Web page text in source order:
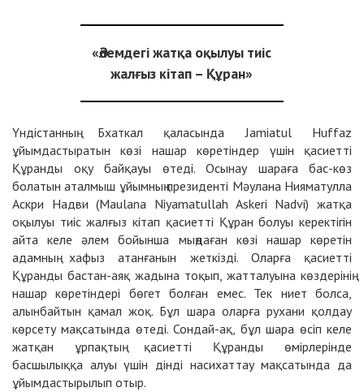
«Әлемдегі жатқа оқылуы тиіс
жалғыз кітап – Құран»
Үндістанның Бхаткал қаласында Jamiatul Huffaz
ұйымдастыратын көзі нашар көретіндер үшін қасиетті
Құранды оқу байқауы өтеді. Осынау шараға бас-көз
болатын аталмыш ұйымның президенті Мәулана Нияматулла
Аскри Надви (Maulana Niyamatullah Askeri Nadvi) жатқа
оқылуы тиіс жалғыз кітап қасиетті Құран болуы керектігін
айта келе әлем бойынша мыңдаған көзі нашар көретін
адамның хафыз атанғанын жеткізді. Оларға қасиетті
Құранды бастан-аяқ жадына тоқып, жатталуына көздерінің
нашар көретіндері бөгет болған емес. Тек ниет болса,
алынбайтын қамал жоқ. Бұл шара оларға рухани қолдау
көрсету мақсатында өтеді. Сондай-ақ, бұл шара өсіп келе
жатқан ұрпақтың қасиетті Құранды өмірлерінде
басшылыққа алуы үшін дінді насихаттау мақсатында да
ұйымдастырылып отыр.